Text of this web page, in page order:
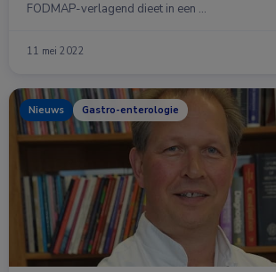
FODMAP-verlagend dieet in een …
11 mei 2022
Nieuws Gastro-enterologie